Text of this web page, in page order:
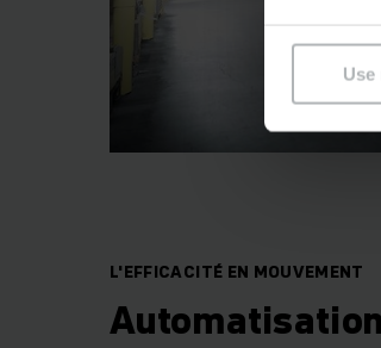
Use
L'EFFICACITÉ EN MOUVEMENT
Automatisation